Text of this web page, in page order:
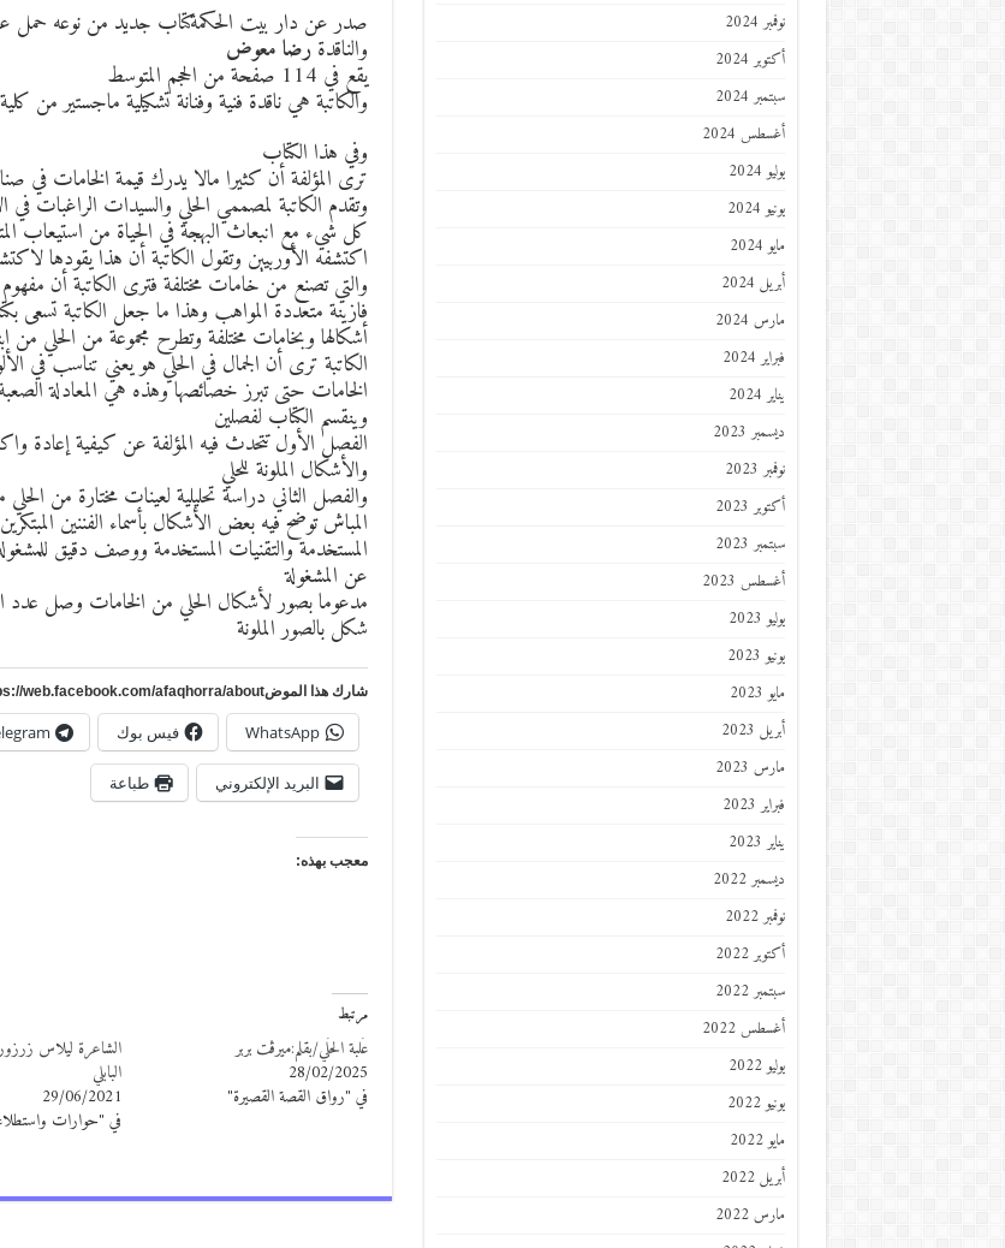
صدر عن دار بيت الحكمةكتاب جديد من نوعه حمل
والناقدةرضا معوض
يقع في 114 صفحة من الحجم المتوسط
والكاتبة هي ناقدة فنية وفنانة تشكيلية ماجستير من كلية
وفي هذا الكتاب
ترى المؤلفة أن كثيرا مالا يدرك قيمة الخامات في
وتقدم الكاتبة لمصممي الحلي والسيدات الراغبات
كل شيء مع انبعاث البهجة في الحياة من استيعاب
اكتشفه الأوربيين وتقول الكاتبة أن هذا يقودها
والتي تصنع من خامات مختلفة فترى الكاتبة أن
فازينة متعددة المواهب وهذا ما جعل الكاتبة تسعى
أشكالها وبخامات مختلفة وتطرح مجموعة من الحلي من
الكاتبة ترى أن الجمال في الحلي هو يعني تناسب في
الخامات حتى تبرز خصائصها وهذه هي المعادلة
وينقسم الكتاب لفصلين
الفصل الأول تتحدث فيه المؤلفة عن كيفية
والأشكال الملونة للحلي
والفصل الثاني دراسة تحليلية لعينات مختارة من الحلي
المباش توضح فيه بعض الأشكال بأسماء الفننين
المستخدمة والتقنيات المستخدمة ووصف دقيق
عن المشغولة
شكل بالصور الملونة
شارك هذا الموضhttps://web.facebook.com/afaqhorra/aboutوع:https://www.pinterest.com/?autologin=true
WhatsApp فيس بوك
البريد الإلكتروني طباعة
معجب بهذه:
مرتبط
عُلبة الحُلي/بقلم:ميرڤت بربر
28/02/2025
في "رواق القصة القصيرة"
الشاعرة ليلاس
البابلي
29/06/2021
في "حوارات
نوفمبر 2024
أكتوبر 2024
سبتمبر 2024
أغسطس 2024
يوليو 2024
يونيو 2024
مايو 2024
أبريل 2024
مارس 2024
فبراير 2024
يناير 2024
ديسمبر 2023
نوفمبر 2023
أكتوبر 2023
سبتمبر 2023
أغسطس 2023
يوليو 2023
يونيو 2023
مايو 2023
أبريل 2023
مارس 2023
فبراير 2023
يناير 2023
ديسمبر 2022
نوفمبر 2022
أكتوبر 2022
سبتمبر 2022
أغسطس 2022
يوليو 2022
يونيو 2022
مايو 2022
أبريل 2022
مارس 2022